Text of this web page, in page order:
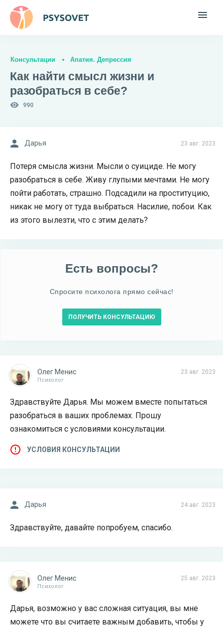
Консультации Апатия. Депрессия
Как найти смысл жизни и
разобраться в себе?
990
23 авг. 2023
Дарья
Потеря смысла жизни. Мысли о суициде. Не могу
разобраться в себе. Живу глупыми мечтами. Не могу
пойти работать, страшно. Подсадили на проституцию,
никак не могу от туда выбраться. Насилие, побои. Как
из этого вылезти, что с этим делать?
Есть вопросы?
Спросите психолога прямо сейчас!
ПОЛУЧИТЬ КОНСУЛЬТАЦИЮ
23 авг. 2023
Олег Менис
Психолог
Здравствуйте Дарья. Мы можем вместе попытаться
разобраться в ваших проблемах. Прошу
ознакомиться с условиями консультации.
УСЛОВИЯ КОНСУЛЬТАЦИИ
24 авг. 2023
Дарья
Здравствуйте, давайте попробуем, спасибо.
25 авг. 2023
Олег Менис
Психолог
Дарья, возможно у вас сложная ситуация, вы мне
можете что вы считаете важным добавить, чтобы у